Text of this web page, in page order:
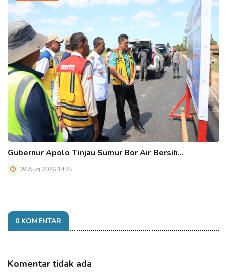
Gubernur Apolo Tinjau Sumur Bor Air Bersih…
09 Aug 2026 14:25
0 KOMENTAR
Komentar tidak ada